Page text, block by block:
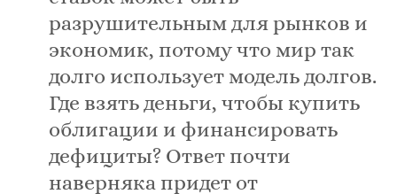
разрушительным для рынков и
экономик, потому что мир так
долго использует модель долгов.
Где взять деньги, чтобы купить
облигации и финансировать
дефициты? Ответ почти
наверняка придет от